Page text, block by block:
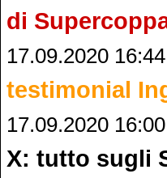
di
17.09.2020
testimonial
17.09.2020
X: tutto sugli